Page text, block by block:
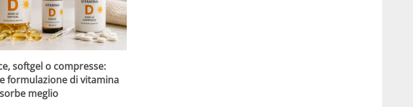
softgel o compresse:
formulazione di vitamina
meglio